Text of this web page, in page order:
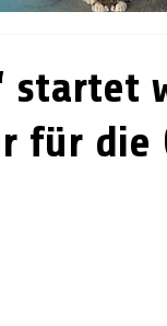
für die